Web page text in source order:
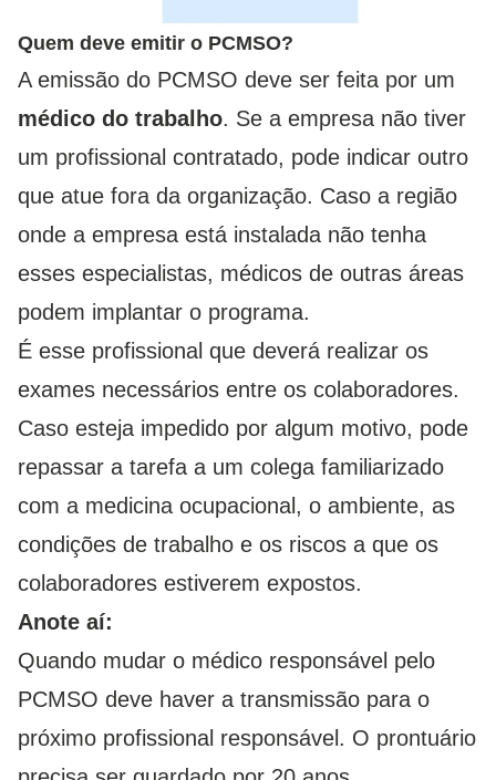
Quem deve emitir o PCMSO?
A emissão do PCMSO deve ser feita por um
médico do trabalho. Se a empresa não tiver
um profissional contratado, pode indicar outro
que atue fora da organização. Caso a região
onde a empresa está instalada não tenha
esses especialistas, médicos de outras áreas
podem implantar o programa.
É esse profissional que deverá realizar os
exames necessários entre os colaboradores.
Caso esteja impedido por algum motivo, pode
repassar a tarefa a um colega familiarizado
com a medicina ocupacional, o ambiente, as
condições de trabalho e os riscos a que os
colaboradores estiverem expostos.
Anote aí:
Quando mudar o médico responsável pelo
PCMSO deve haver a transmissão para o
próximo profissional responsável. O prontuário